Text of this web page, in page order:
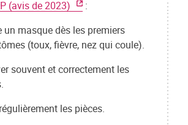
(avis de 2023)
:
un masque dès les premiers
(toux, fièvre, nez qui coule).
souvent et correctement les
les pièces.